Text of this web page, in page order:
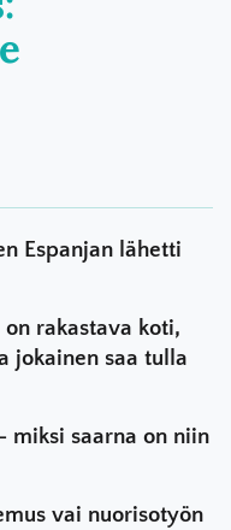
Espanjan lähetti
on rakastava koti,
jokainen saa tulla
miksi saarna on niin
vai nuorisotyön